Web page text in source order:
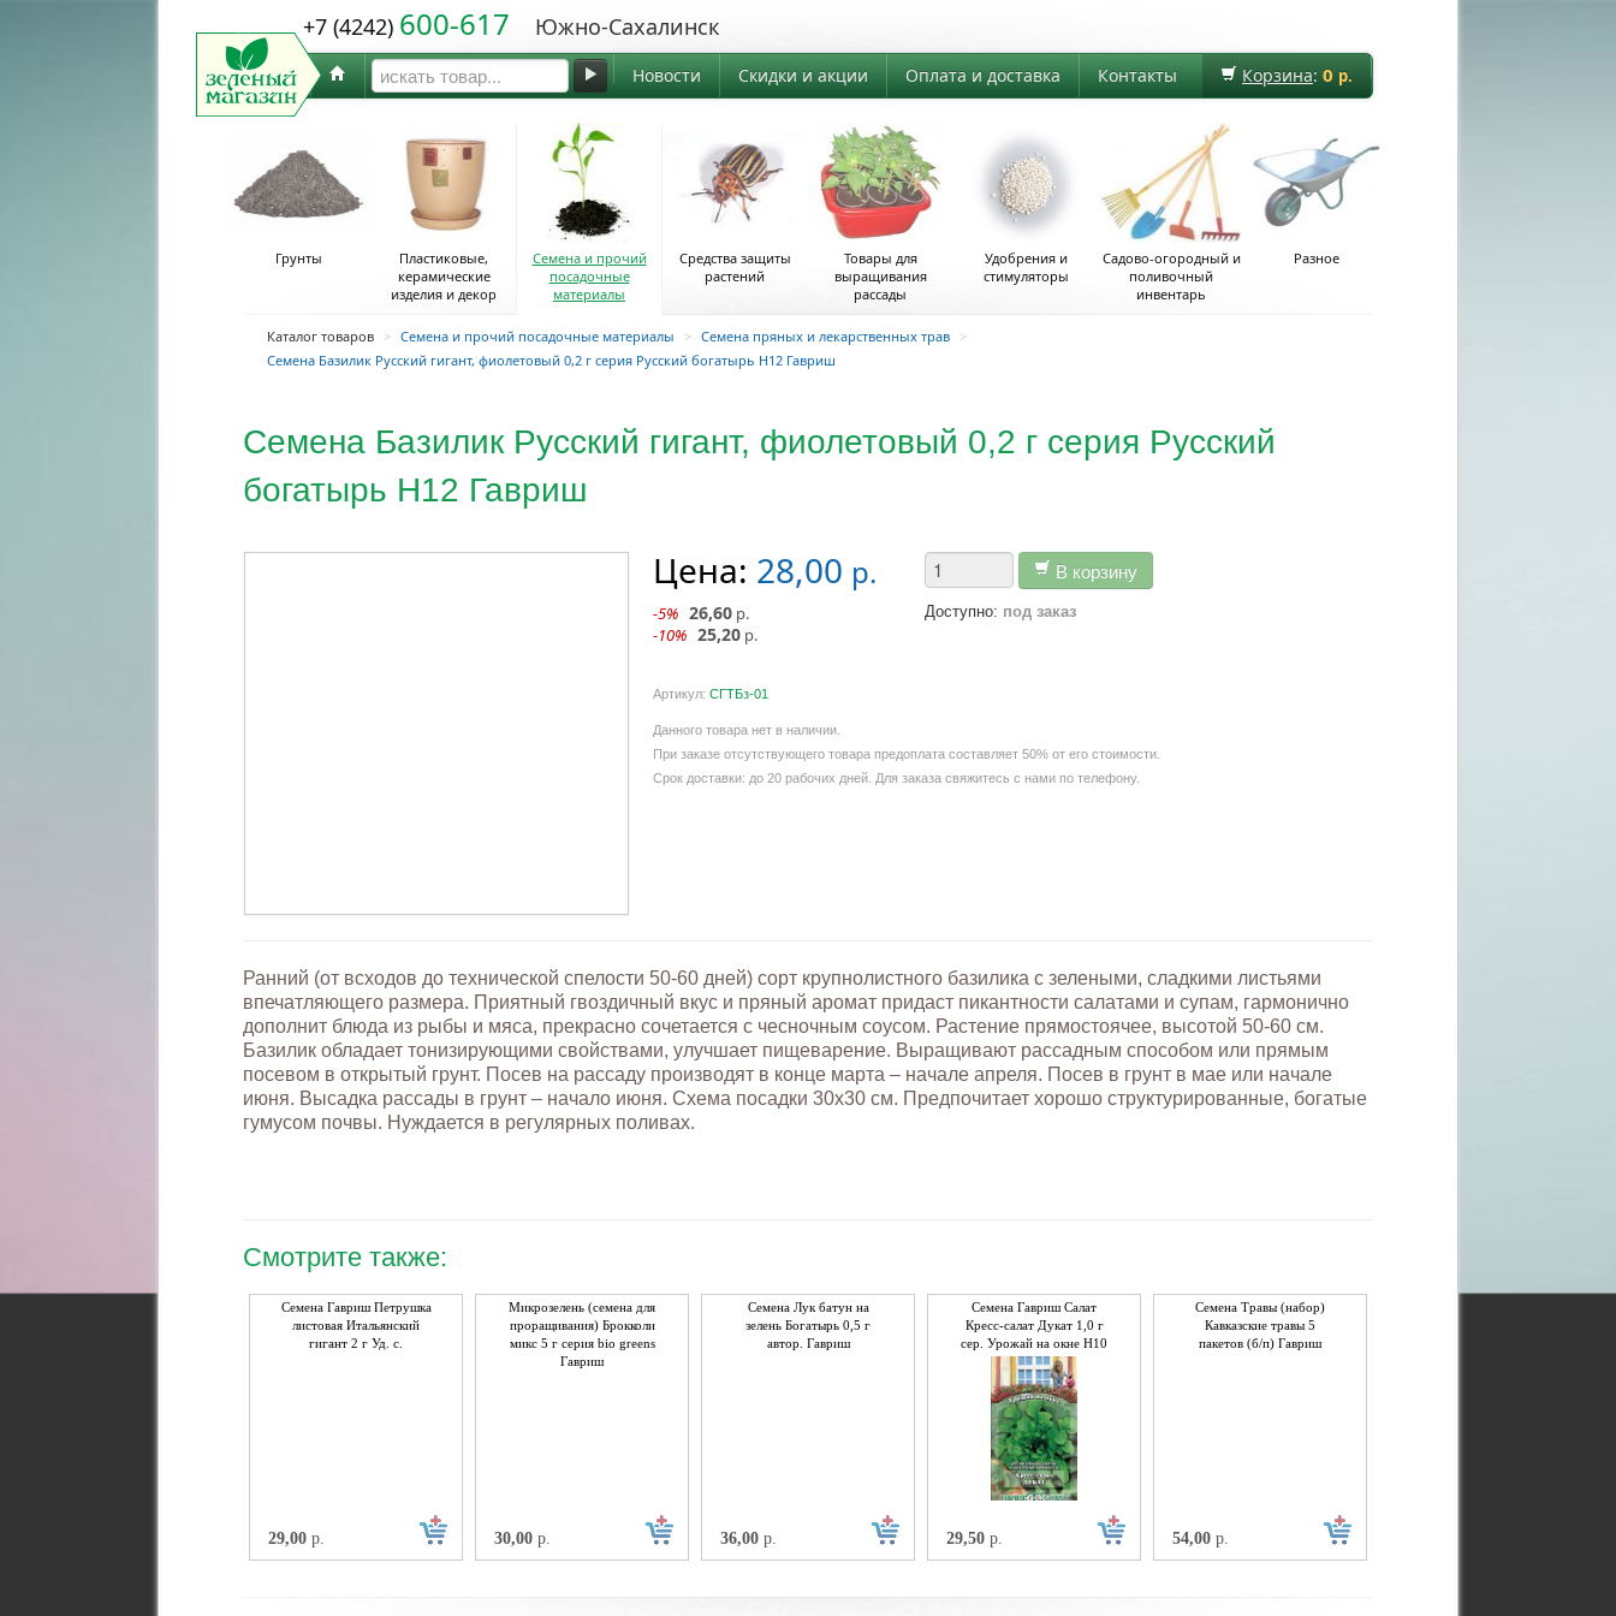
+7 (4242) 600-617 Южно-Сахалинск
Корзина: 0 р.
Новости Скидки и акции Оплата и доставка Контакты
Грунты
Пластиковые,
керамические
изделия и декор
Семена и прочий
посадочные
материалы
Средства защиты
растений
Товары для
выращивания
рассады
Удобрения и
стимуляторы
Садово-огородный и
поливочный
инвентарь
Разное
Каталог товаров > Семена и прочий посадочные материалы > Семена пряных и лекарственных трав >
Семена Базилик Русский гигант, фиолетовый 0,2 г серия Русский богатырь Н12 Гавриш
Семена Базилик Русский гигант, фиолетовый 0,2 г серия Русский
богатырь Н12 Гавриш
Цена: 28,00 р.
-5% 26,60 р.
-10% 25,20 р.
В корзину
Доступно: под заказ
Артикул: СГТБз-01
Данного товара нет в наличии.
При заказе отсутствующего товара предоплата составляет 50% от его стоимости.
Срок доставки: до 20 рабочих дней. Для заказа свяжитесь с нами по телефону.
Ранний (от всходов до технической спелости 50-60 дней) сорт крупнолистного базилика с зелеными, сладкими листьями
впечатляющего размера. Приятный гвоздичный вкус и пряный аромат придаст пикантности салатами и супам, гармонично
дополнит блюда из рыбы и мяса, прекрасно сочетается с чесночным соусом. Растение прямостоячее, высотой 50-60 см.
Базилик обладает тонизирующими свойствами, улучшает пищеварение. Выращивают рассадным способом или прямым
посевом в открытый грунт. Посев на рассаду производят в конце марта – начале апреля. Посев в грунт в мае или начале
июня. Высадка рассады в грунт – начало июня. Схема посадки 30x30 см. Предпочитает хорошо структурированные, богатые
гумусом почвы. Нуждается в регулярных поливах.
Смотрите также:
Семена Гавриш Петрушка
листовая Итальянский
гигант 2 г Уд. с.
29,00 р.
Микрозелень (семена для
проращивания) Брокколи
микс 5 г серия bio greens
Гавриш
30,00 р.
Семена Лук батун на
зелень Богатырь 0,5 г
автор. Гавриш
36,00 р.
Семена Гавриш Салат
Кресс-салат Дукат 1,0 г
сер. Урожай на окне Н10
29,50 р.
Семена Травы (набор)
Кавказские травы 5
пакетов (б/п) Гавриш
54,00 р.